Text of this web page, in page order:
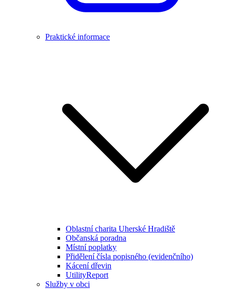
Praktické informace
Oblastní charita Uherské Hradiště
Občanská poradna
Místní poplatky
Přidělení čísla popisného (evidenčního)
Kácení dřevin
UtilityReport
Služby v obci